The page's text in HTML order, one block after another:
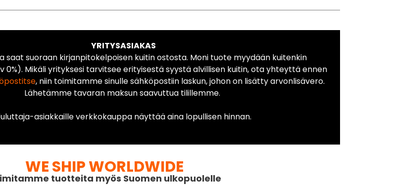
YRITYSASIAKAS
saat suoraan kirjanpitokelpoisen kuitin ostosta. Moni tuote myydään kuitenkin
0%). Mikäli yrityksesi tarvitsee erityisestä syystä alvillisen kuitin, ota yhteyttä ennen
, niin toimitamme sinulle sähköpostiin laskun, johon on lisätty arvonlisävero.
Lähetämme tavaran maksun saavuttua tilillemme.
asiakkaille verkkokauppa näyttää aina lopullisen hinnan.
WE SHIP WORLDWIDE
tuotteita myös Suomen ulkopuolelle